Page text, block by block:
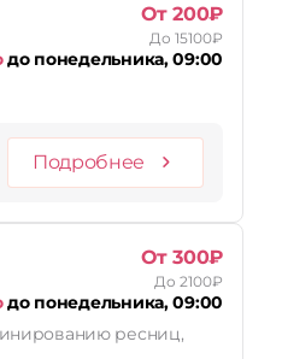
От 200₽
До 15100₽
до понедельника, 09:00
Подробнее
От 300₽
До 2100₽
до понедельника, 09:00
ресниц,